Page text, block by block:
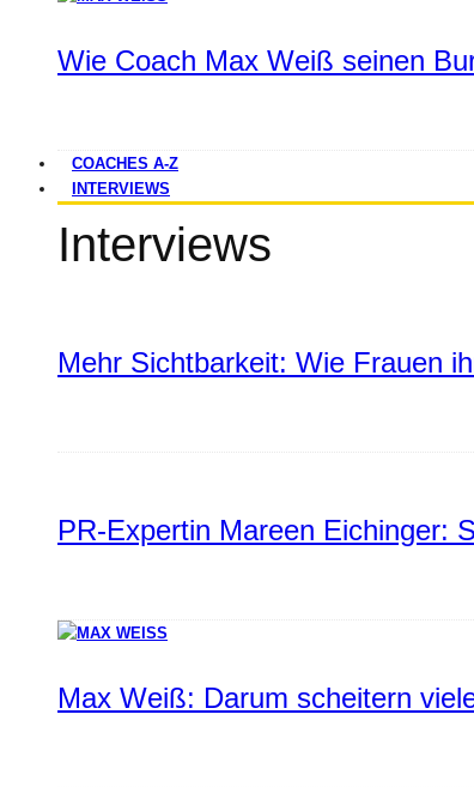
Wie Coach Max Weiß seinen
COACHES A-Z
INTERVIEWS
Interviews
Mehr Sichtbarkeit: Wie Frauen
PR-Expertin Mareen Eichinger:
Max Weiß: Darum scheitern